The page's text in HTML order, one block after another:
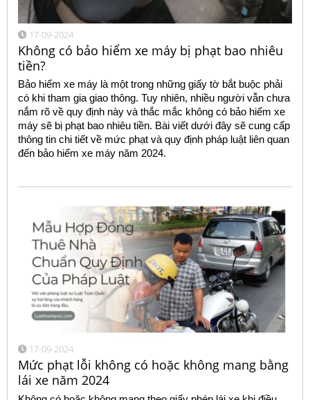
17-09-2024
Không có bảo hiểm xe máy bị phạt bao nhiêu
tiền?
Bảo hiểm xe máy là một trong những giấy tờ bắt buộc phải
có khi tham gia giao thông. Tuy nhiên, nhiều người vẫn chưa
nắm rõ về quy định này và thắc mắc không có bảo hiểm xe
máy sẽ bị phạt bao nhiêu tiền. Bài viết dưới đây sẽ cung cấp
thông tin chi tiết về mức phạt và quy định pháp luật liên quan
đến bảo hiểm xe máy năm 2024.
17-09-2024
Mức phạt lỗi không có hoặc không mang bằng
lái xe năm 2024